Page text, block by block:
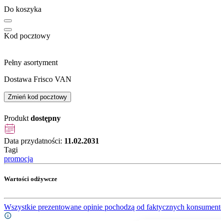
Do koszyka
Kod pocztowy
Pełny asortyment
Dostawa Frisco VAN
Zmień kod pocztowy
Produkt dostępny
Data przydatności: 11.02.2031
Tagi
promocja
Wartości odżywcze
Wszystkie prezentowane opinie pochodzą od faktycznych